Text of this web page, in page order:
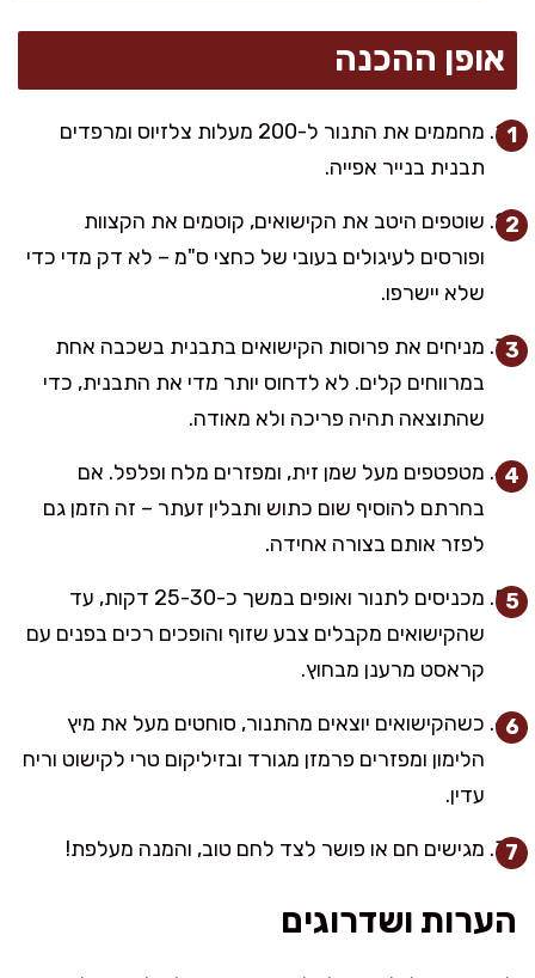
אופן ההכנה
מחממים את התנור ל-200 מעלות צלזיוס ומרפדים
תבנית בנייר אפייה.
שוטפים היטב את הקישואים, קוטמים את הקצוות
ופורסים לעיגולים בעובי של כחצי ס"מ – לא דק מדי כדי
שלא יישרפו.
מניחים את פרוסות הקישואים בתבנית בשכבה אחת
במרווחים קלים. לא לדחוס יותר מדי את התבנית, כדי
שהתוצאה תהיה פריכה ולא מאודה.
מטפטפים מעל שמן זית, ומפזרים מלח ופלפל. אם
בחרתם להוסיף שום כתוש ותבלין זעתר – זה הזמן גם
לפזר אותם בצורה אחידה.
מכניסים לתנור ואופים במשך כ-25-30 דקות, עד
שהקישואים מקבלים צבע שזוף והופכים רכים בפנים עם
קראסט מרענן מבחוץ.
כשהקישואים יוצאים מהתנור, סוחטים מעל את מיץ
הלימון ומפזרים פרמזן מגורד ובזיליקום טרי לקישוט וריח
עדין.
מגישים חם או פושר לצד לחם טוב, והמנה מעלפת!
הערות ושדרוגים